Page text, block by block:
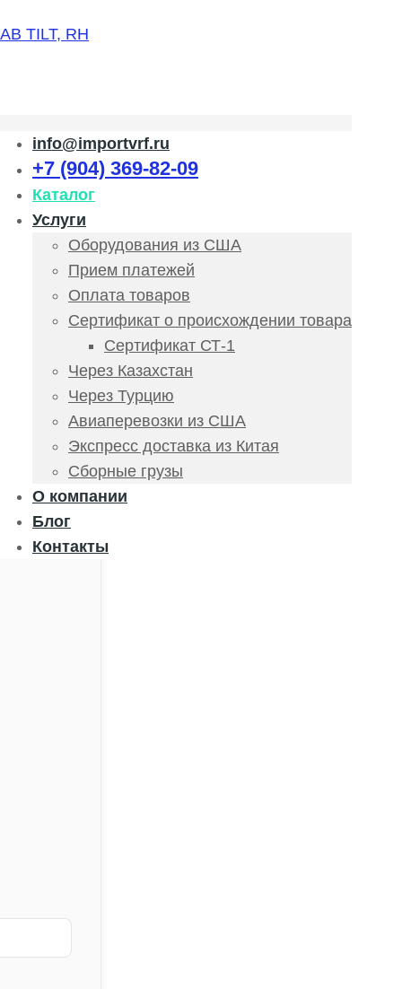
info@importvrf.ru
+7 (904) 369-82-09
Каталог
Услуги
Оборудования из США
Прием платежей
Оплата товаров
Сертификат о происхождении товара
Сертификат СТ-1
Через Казахстан
Через Турцию
Авиаперевозки из США
Экспресс доставка из Китая
Сборные грузы
О компании
Блог
Контакты